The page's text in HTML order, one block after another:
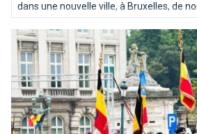
dans une nouvelle ville, à Bruxelles, de
pour vous aider.
Comment bien fêter la fête nationale?